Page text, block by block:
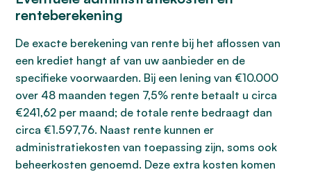
renteberekening
De exacte berekening van rente bij het aflossen van
een krediet hangt af van uw aanbieder en de
specifieke voorwaarden. Bij een lening van €10.000
over 48 maanden tegen 7,5% rente betaalt u circa
€241,62 per maand; de totale rente bedraagt dan
circa €1.597,76. Naast rente kunnen er
administratiekosten van toepassing zijn, soms ook
beheerkosten genoemd. Deze extra kosten komen